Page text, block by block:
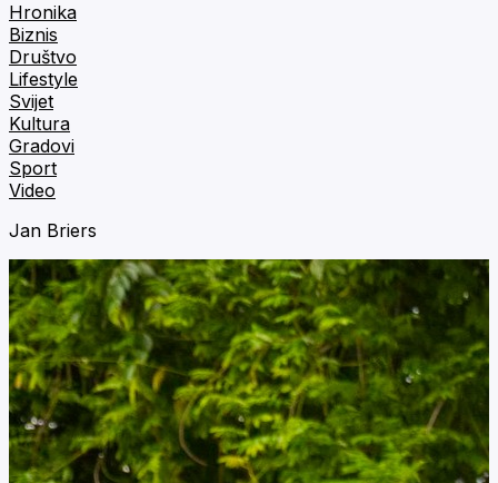
Hronika
Biznis
Društvo
Lifestyle
Svijet
Kultura
Gradovi
Sport
Video
Jan Briers